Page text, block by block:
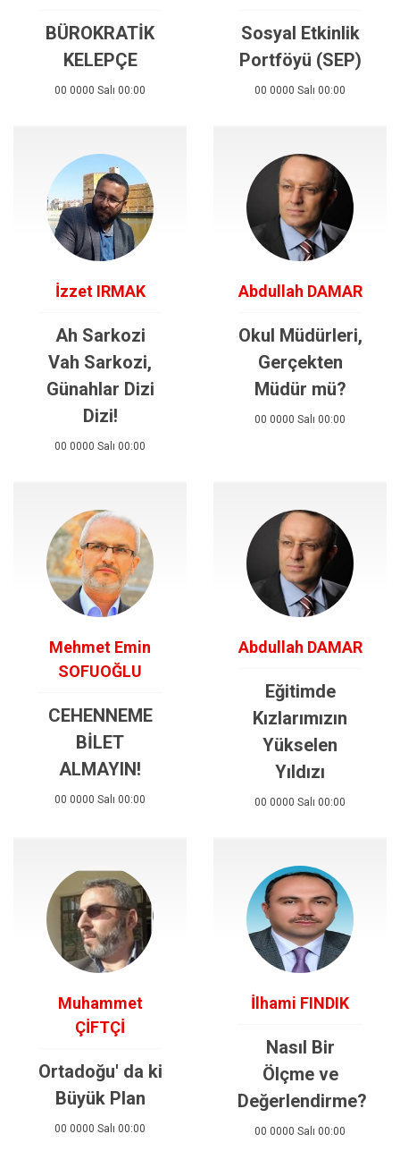
BÜROKRATİK
KELEPÇE
00 0000 Salı 00:00
Sosyal Etkinlik
Portföyü (SEP)
00 0000 Salı 00:00
İzzet IRMAK
Ah Sarkozi
Vah Sarkozi,
Günahlar Dizi
Dizi!
00 0000 Salı 00:00
Abdullah DAMAR
Okul Müdürleri,
Gerçekten
Müdür mü?
00 0000 Salı 00:00
Mehmet Emin
SOFUOĞLU
CEHENNEME
BİLET
ALMAYIN!
00 0000 Salı 00:00
Abdullah DAMAR
Eğitimde
Kızlarımızın
Yükselen
Yıldızı
00 0000 Salı 00:00
Muhammet
ÇİFTÇİ
Ortadoğu' da ki
Büyük Plan
00 0000 Salı 00:00
İlhami FINDIK
Nasıl Bir
Ölçme ve
Değerlendirme?
00 0000 Salı 00:00